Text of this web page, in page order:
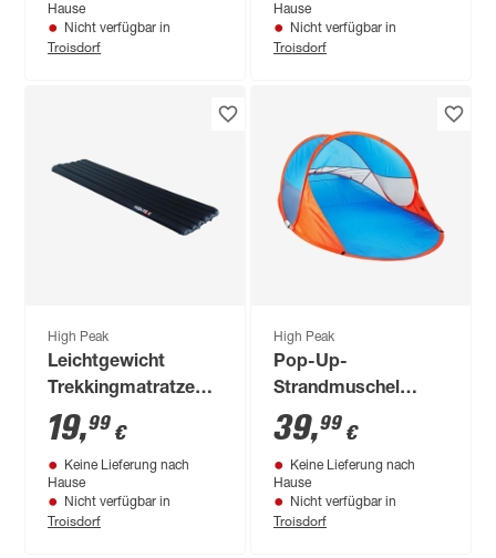
Hause
Nicht verfügbar in
Troisdorf
Hause
Nicht verfügbar in
Troisdorf
High Peak
Leichtgewicht
Trekkingmatratze
'Tulsa'
19,99 €
Keine Lieferung nach
Hause
Nicht verfügbar in
Troisdorf
High Peak
Pop-Up-
Strandmuschel
'Mitjana' 245 x 145 x
95 cm
39,99 €
Keine Lieferung nach
Hause
Nicht verfügbar in
Troisdorf